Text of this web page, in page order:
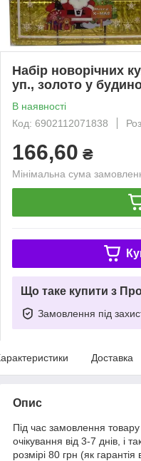
Набір новорічних
уп., золото у
В наявності
Код: 6902112071838
166,60 ₴
Мінімальна сума
Що таке купити з
Замовлення під
Доставка
Опис
Під час замовлення
очікування від 3-7 днів, і
розмірі 80 грн (як гарантія